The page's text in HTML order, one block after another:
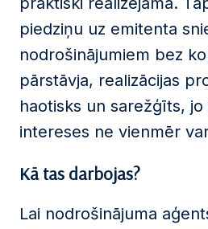
piedziņu uz emitenta
nodrošinājumiem bez
pārstāvja, realizācijas
haotisks un sarežģīts,
intereses ne vienmēr
Kā tas darbojas?
Lai nodrošinājuma